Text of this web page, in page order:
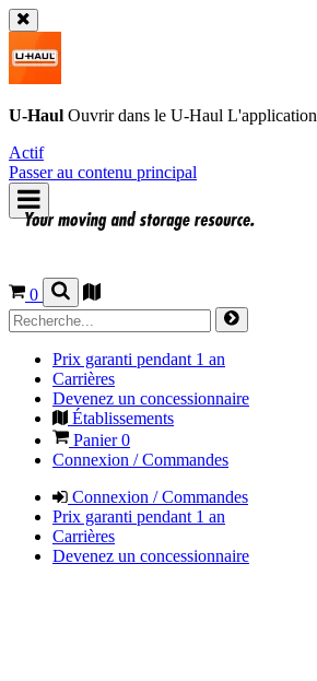
U-Haul Ouvrir dans le U-Haul L'application
Actif
Passer au contenu principal
0
Prix garanti pendant 1 an
Carrières
Devenez un concessionnaire
Établissements
Panier0
Connexion / Commandes
Connexion / Commandes
Prix garanti pendant 1 an
Carrières
Devenez un concessionnaire